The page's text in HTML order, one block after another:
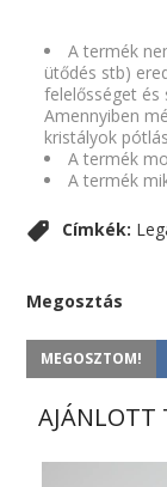
A termék
ütődés stb)
felelősséget és
Amennyiben
kristályok
A termék
A termék
Címkék:
Megosztás
MEGOSZTOM!
AJÁNLOTT